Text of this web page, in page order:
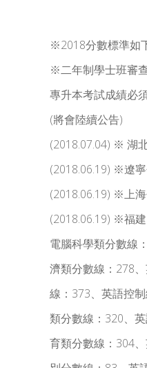
※2018分數標準如
※二年制學士班審
專升本考試成績必
(將會陸續公告)
(2018.07.04) ※ 湖
(2018.06.19) ※遼
(2018.06.19) ※上
(2018.06.19) ※福
電腦科學類分數線
濟類分數線：278
線：373、英語控
類分數線：320、
育類分數線：304